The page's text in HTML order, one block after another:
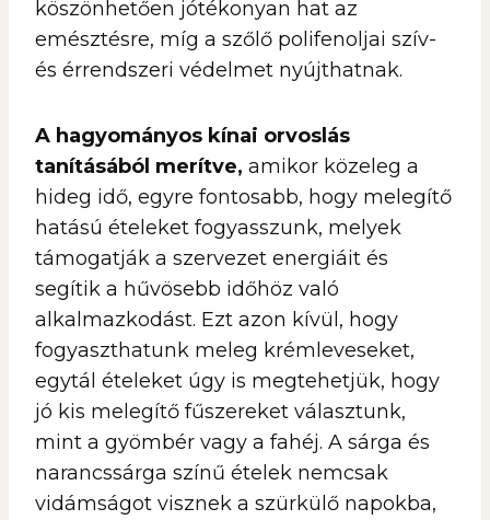
köszönhetően jótékonyan hat az
emésztésre, míg a szőlő polifenoljai szív-
és érrendszeri védelmet nyújthatnak.
A hagyományos kínai orvoslás
tanításából merítve, amikor közeleg a
hideg idő, egyre fontosabb, hogy melegítő
hatású ételeket fogyasszunk, melyek
támogatják a szervezet energiáit és
segítik a hűvösebb időhöz való
alkalmazkodást. Ezt azon kívül, hogy
fogyaszthatunk meleg krémleveseket,
egytál ételeket úgy is megtehetjük, hogy
jó kis melegítő fűszereket választunk,
mint a gyömbér vagy a fahéj. A sárga és
narancssárga színű ételek nemcsak
vidámságot visznek a szürkülő napokba,